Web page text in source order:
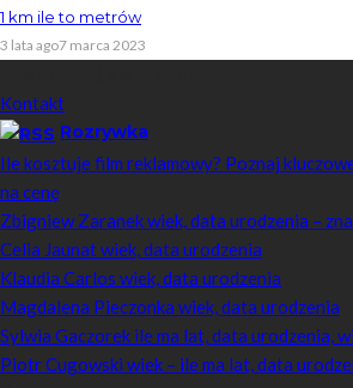
1 km ile to metrów
3 lata ago7 marca 2023
Kontakt
Rozrywka
Ile kosztuje film reklamowy? Poznaj
na cenę
Zbigniew Zaranek wiek, data urodzenia –
Celia Jaunat wiek, data urodzenia
Klaudia Carlos wiek, data urodzenia
Magdalena Pieczonka wiek, data urodzenia
Sylwia Gaczorek ile ma lat, data urodzenia,
Piotr Cugowski wiek – ile ma lat, data